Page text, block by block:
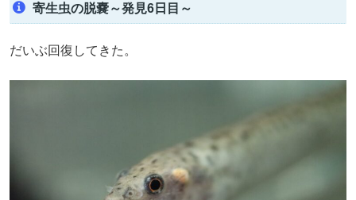
寄生虫の脱嚢～発見6日目～
だいぶ回復してきた。